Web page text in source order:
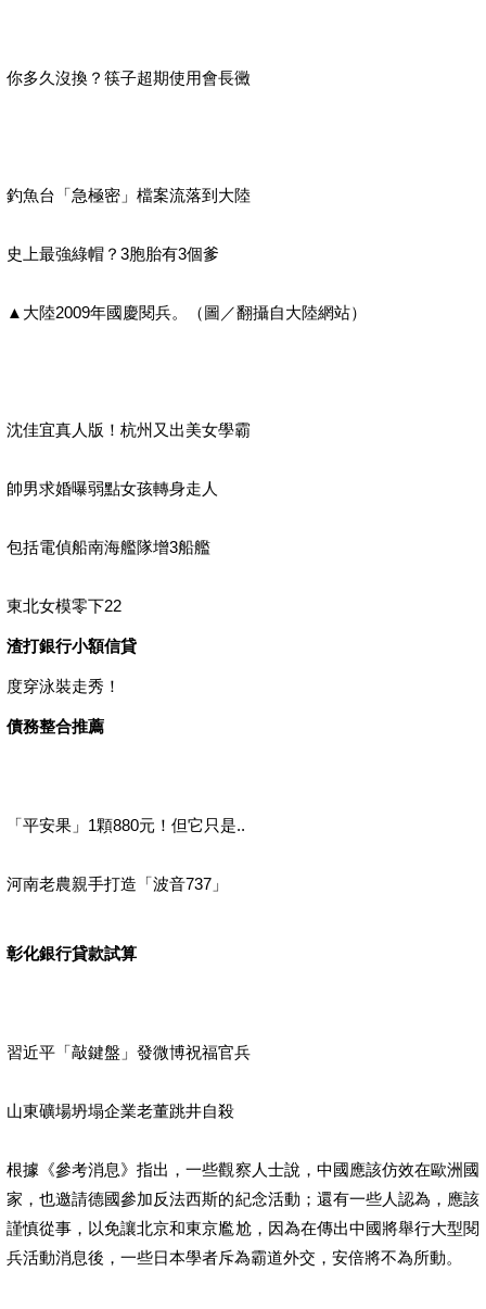
你多久沒換？筷子超期使用會長黴
釣魚台「急極密」檔案流落到大陸
史上最強綠帽？3胞胎有3個爹
▲大陸2009年國慶閱兵。（圖／翻攝自大陸網站）
沈佳宜真人版！杭州又出美女學霸
帥男求婚曝弱點女孩轉身走人
包括電偵船南海艦隊增3船艦
東北女模零下22
渣打銀行小額信貸
度穿泳裝走秀！
債務整合推薦
「平安果」1顆880元！但它只是..
河南老農親手打造「波音737」
彰化銀行貸款試算
習近平「敲鍵盤」發微博祝福官兵
山東礦場坍塌企業老董跳井自殺
根據《參考消息》指出，一些觀察人士說，中國應該仿效在歐洲國
家，也邀請德國參加反法西斯的紀念活動；還有一些人認為，應該
謹慎從事，以免讓北京和東京尷尬，因為在傳出中國將舉行大型閱
兵活動消息後，一些日本學者斥為霸道外交，安倍將不為所動。